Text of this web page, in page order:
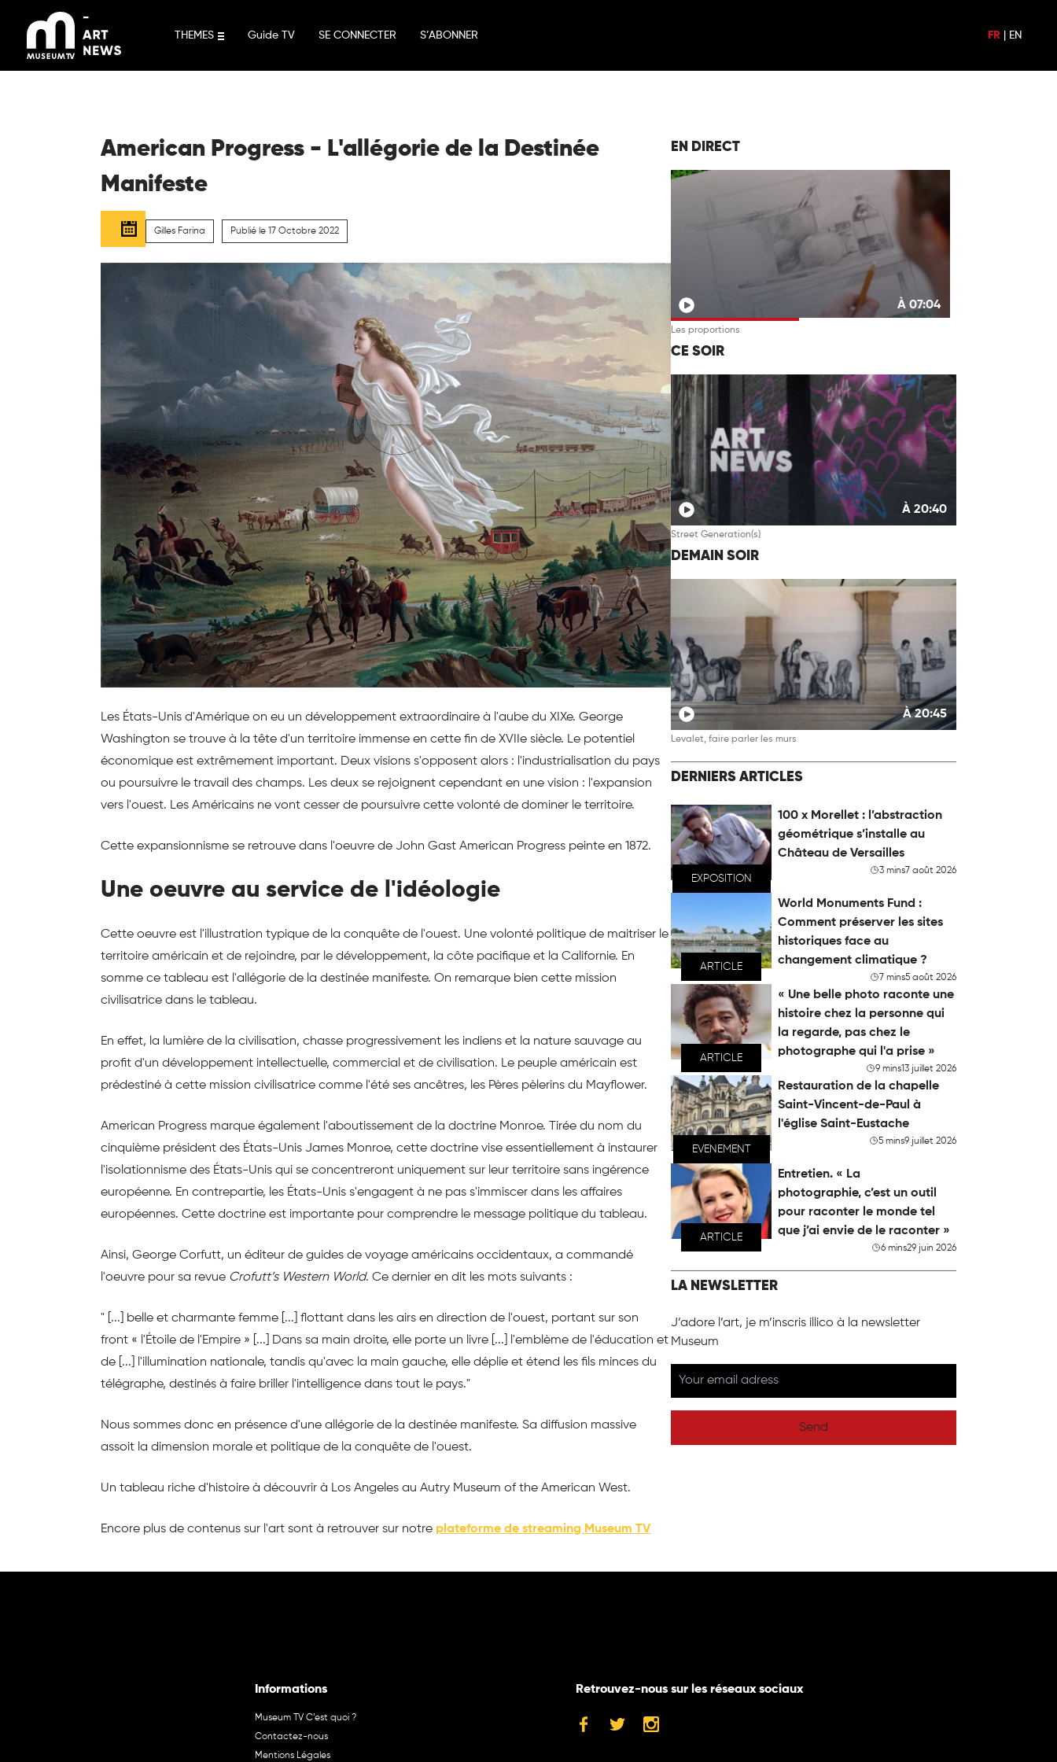
contenu
THEMES Guide TV SE CONNECTER S’ABONNER FR EN
American Progress - L'allégorie de la Destinée
Manifeste
Gilles Farina Publié le 17 Octobre 2022
Les États-Unis d'Amérique on eu un développement extraordinaire à l'aube du XIXe. George
Washington se trouve à la tête d'un territoire immense en cette fin de XVIIe siècle. Le potentiel
économique est extrêmement important. Deux visions s'opposent alors : l'industrialisation du pays
ou poursuivre le travail des champs. Les deux se rejoignent cependant en une vision : l'expansion
vers l'ouest. Les Américains ne vont cesser de poursuivre cette volonté de dominer le territoire.
Cette expansionnisme se retrouve dans l'oeuvre de John Gast American Progress peinte en 1872.
Une oeuvre au service de l'idéologie
Cette oeuvre est l'illustration typique de la conquête de l'ouest. Une volonté politique de maitriser le
territoire américain et de rejoindre, par le développement, la côte pacifique et la Californie. En
somme ce tableau est l'allégorie de la destinée manifeste. On remarque bien cette mission
civilisatrice dans le tableau.
En effet, la lumière de la civilisation, chasse progressivement les indiens et la nature sauvage au
profit d'un développement intellectuelle, commercial et de civilisation. Le peuple américain est
prédestiné à cette mission civilisatrice comme l'été ses ancêtres, les Pères pèlerins du Mayflower.
American Progress marque également l'aboutissement de la doctrine Monroe. Tirée du nom du
cinquième président des États-Unis James Monroe, cette doctrine vise essentiellement à instaurer
l'isolationnisme des États-Unis qui se concentreront uniquement sur leur territoire sans ingérence
européenne. En contrepartie, les États-Unis s'engagent à ne pas s'immiscer dans les affaires
européennes. Cette doctrine est importante pour comprendre le message politique du tableau.
Ainsi, George Corfutt, un éditeur de guides de voyage américains occidentaux, a commandé
l'oeuvre pour sa revue Crofutt’s Western World. Ce dernier en dit les mots suivants :
" [...] belle et charmante femme [...] flottant dans les airs en direction de l'ouest, portant sur son
front « l'Étoile de l'Empire » [...] Dans sa main droite, elle porte un livre [...] l'emblème de l'éducation et
de [...] l'illumination nationale, tandis qu'avec la main gauche, elle déplie et étend les fils minces du
télégraphe, destinés à faire briller l'intelligence dans tout le pays."
Nous sommes donc en présence d'une allégorie de la destinée manifeste. Sa diffusion massive
assoit la dimension morale et politique de la conquête de l'ouest.
Un tableau riche d'histoire à découvrir à Los Angeles au Autry Museum of the American West.
Encore plus de contenus sur l'art sont à retrouver sur notre plateforme de streaming Museum TV
EN DIRECT
À 07:04
Les proportions
CE SOIR
À 20:40
Street Generation(s)
DEMAIN SOIR
À 20:45
Levalet, faire parler les murs
DERNIERS ARTICLES
EXPOSITION
100 x Morellet : l’abstraction
géométrique s’installe au
Château de Versailles
3 mins7 août 2026
ARTICLE
World Monuments Fund :
Comment préserver les sites
historiques face au
changement climatique ?
7 mins5 août 2026
ARTICLE
« Une belle photo raconte une
histoire chez la personne qui
la regarde, pas chez le
photographe qui l'a prise »
9 mins13 juillet 2026
EVENEMENT
Restauration de la chapelle
Saint-Vincent-de-Paul à
l'église Saint-Eustache
5 mins9 juillet 2026
ARTICLE
Entretien. « La
photographie, c’est un outil
pour raconter le monde tel
que j’ai envie de le raconter »
6 mins29 juin 2026
LA NEWSLETTER
J’adore l’art, je m’inscris illico à la newsletter
Museum
Send
Informations
Museum TV C’est quoi ?
Contactez-nous
Mentions Légales
Retrouvez-nous sur les réseaux sociaux